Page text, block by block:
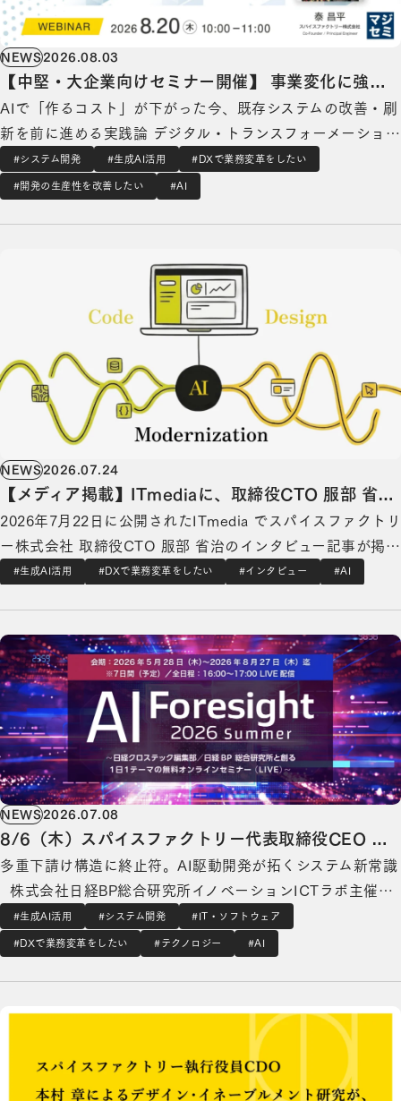
NEWS2026.08.03
【中堅・大企業向けセミナー開催】 事業変化に強い
システムへ、「AI駆動開発」をどう組み込むか
AIで「作るコスト」が下がった今、既存システムの改善・刷
新を前に進める実践論 デジタル・トランスフォーメーショ
ンを支援するスパイスファクトリー株式会社（本社：東京都
港区、代表取締役CEO：高木 広之介、以下「当社」） は、
#システム開発 #生成AI活用 #DXで業務変革をしたい
#開発の生産性を改善したい #AI
NEWS2026.07.24
【メディア掲載】ITmediaに、取締役CTO 服部 省治
のインタビュー記事が掲載されました
2026年7月22日に公開されたITmedia でスパイスファクトリ
ー株式会社 取締役CTO 服部 省治のインタビュー記事が掲
載されました。 “生成AIを導入したものの、PoC止まりで成
明確に分けること…
#生成AI活用 #DXで業務変革をしたい #インタビュー #AI
NEWS2026.07.08
8/6（木）スパイスファクトリー代表取締役CEO 高
木 広之介登壇。日経BP主催「AI Foresight 2026
Summer」
多重下請け構造に終止符。AI駆動開発が拓くシステム新常識
「AI Foresight 2026 Summer」 デジタル・トランスフォー
メーションを⽀援するスパイスファクトリー株式会社（本
#生成AI活用 #システム開発 #IT・ソフトウェア
#DXで業務変革をしたい #テクノロジー #AI